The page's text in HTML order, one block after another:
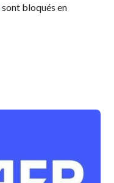
sont bloqués en